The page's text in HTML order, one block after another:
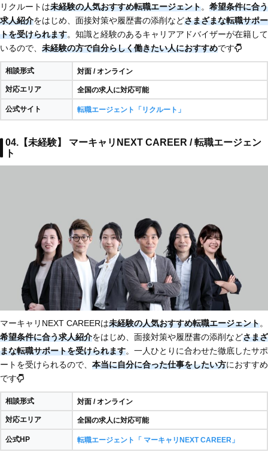
リクルートは未経験の人気おすすめ転職エージェント。 希望条件に合う
求人紹介をはじめ、面接対策や履歴書の添削などさまざまな転職サポー
トを受けられます。知識と経験のあるキャリアアドバイザーが在籍して
いるので、 未経験の方で自分らしく働きたい人におすすめです
相談形式 対面 / オンライン
対応エリア 全国の求人に対応可能
公式サイト 転職エージェント「リクルート」
04.【未経験】 マーキャリNEXT CAREER / 転職エージェン
ト
マーキャリNEXT CAREERは未経験の人気おすすめ転職エージェント。
希望条件に合う求人紹介をはじめ、面接対策や履歴書の添削などさまざ
まな転職サポートを受けられます。一人ひとりに合わせた徹底したサポ
ートを受けられるので、 本当に自分に合った仕事をしたい方におすすめ
です
相談形式 対面 / オンライン
対応エリア 全国の求人に対応可能
公式HP 転職エージェント「 マーキャリNEXT CAREER」